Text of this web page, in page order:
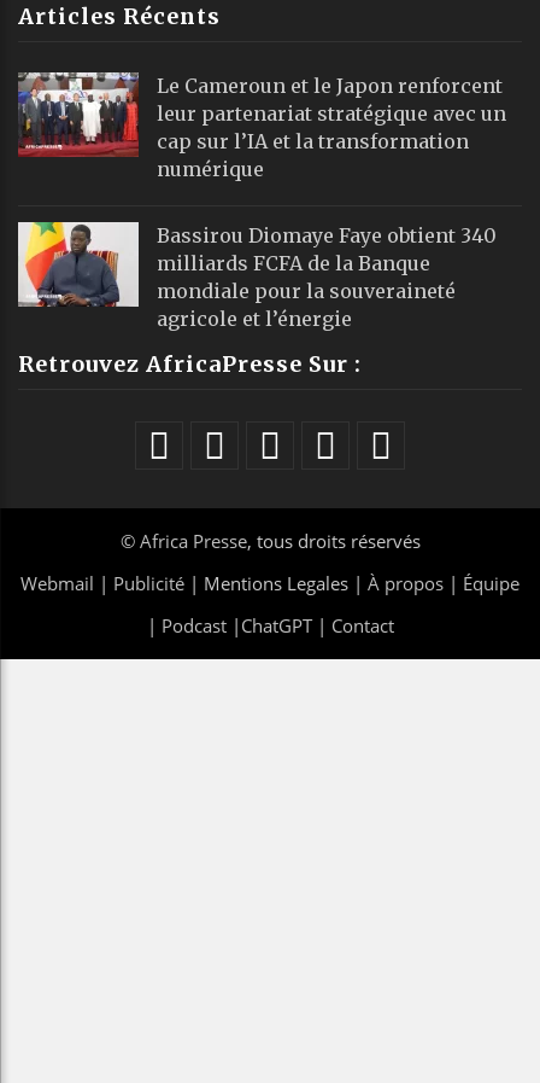
Articles Récents
Le Cameroun et le Japon renforcent
leur partenariat stratégique avec un
cap sur l’IA et la transformation
numérique
Bassirou Diomaye Faye obtient 340
milliards FCFA de la Banque
mondiale pour la souveraineté
agricole et l’énergie
Retrouvez AfricaPresse Sur :
© Africa Presse, tous droits réservés
Webmail | Publicité | Mentions Legales | À propos | Équipe
| Podcast| ChatGPT| Contact